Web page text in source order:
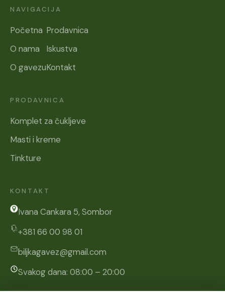
NAVIGACIJA
Početna
O nama
O gavezu
Prodavnica
Iskustva
Kontakt
PRODAVNICA
Komplet za čukljeve
Masti i kreme
Tinkture
KONTAKT
Ivana Cankara 5, Sombor
+381 66 00 98 01
biljkagavez@gmail.com
Svakog dana: 08:00 – 20:00